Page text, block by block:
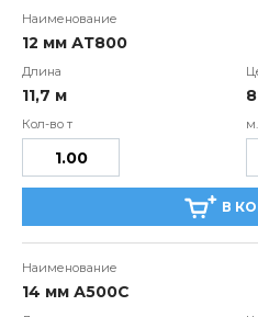
12 мм АТ800
11,7 м
В
14 мм А500С